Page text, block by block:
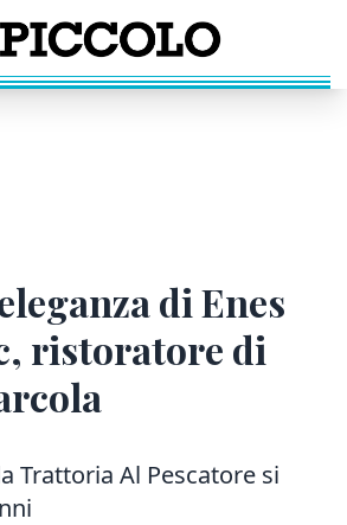
di Enes
ristoratore di
Trattoria Al Pescatore si